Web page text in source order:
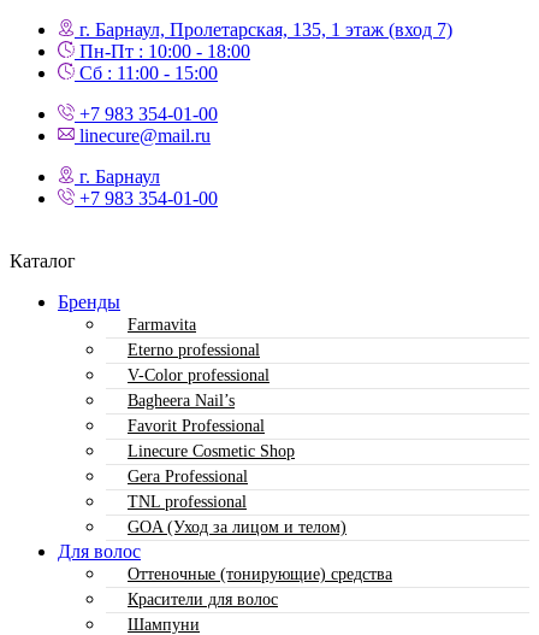
г. Барнаул, Пролетарская, 135,​ 1 этаж (вход 7)
Пн-Пт : 10:00 - 18:00
Сб : 11:00 - 15:00
+7 983 354-01-00
linecure@mail.ru
г. Барнаул
+7 983 354-01-00
Каталог
Бренды
Farmavita
Eterno professional
V-Color professional
Bagheera Nail’s
Favorit Professional
Linecure Cosmetic Shop
Gera Professional
TNL professional
GOA (Уход за лицом и телом)
Для волос
Оттеночные (тонирующие) средства
Красители для волос
Шампуни